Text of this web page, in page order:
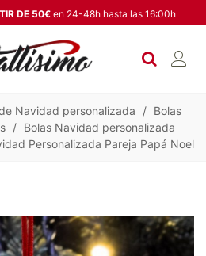
DE 50€ en 24-48h hasta las 16:00h
Navidad personalizada / Bolas
/ Bolas Navidad personalizada
Personalizada Pareja Papá Noel